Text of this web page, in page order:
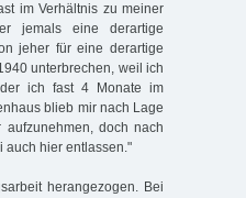
im Verhältnis zu meiner
jemals eine derartige
jeher für eine derartige
unterbrechen, weil ich
ich fast 4 Monate im
blieb mir nach Lage
doch nach
auch hier entlassen."
herangezogen. Bei